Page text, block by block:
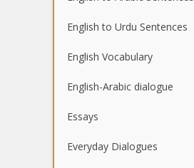
English to Urdu Sentences
English Vocabulary
English-Arabic dialogue
Essays
Everyday Dialogues